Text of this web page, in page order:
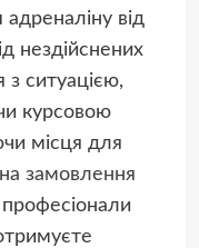
від
нездійснених
з ситуацією,
курсовою
місця для
замовлення